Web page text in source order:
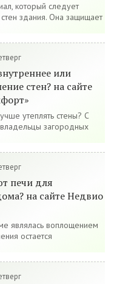
который следует
здания. Она защищает
или
стен? на сайте
утеплять стены? С
загородных
печи для
на сайте Недвио
являлась воплощением
остается